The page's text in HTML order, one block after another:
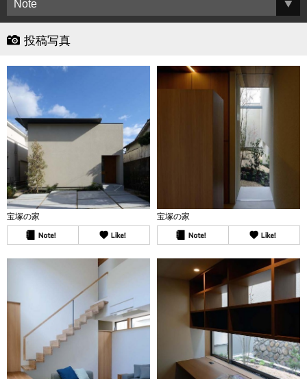
投稿写真
宝塚の家 宝塚の家